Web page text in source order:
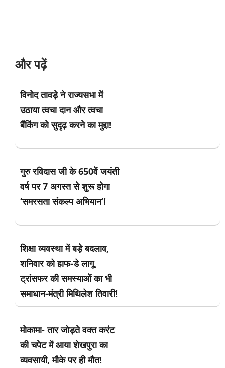
और पढ़ें
विनोद तावड़े ने राज्यसभा में
उठाया त्वचा दान और त्वचा
बैंकिंग को सुदृढ़ करने का मुद्दा!
गुरु रविदास जी के 650वें जयंती
वर्ष पर 7 अगस्त से शुरू होगा
‘समरसता संकल्प अभियान’!
शिक्षा व्यवस्था में बड़े बदलाव,
शनिवार को हाफ-डे लागू,
ट्रांसफर की समस्याओं का भी
समाधान-मंत्री मिथिलेश तिवारी!
मोकामा- तार जोड़ते वक्त करंट
की चपेट में आया शेखपुरा का
व्यवसायी, मौके पर ही मौत!